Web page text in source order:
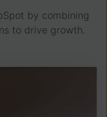
by combining
to drive growth.